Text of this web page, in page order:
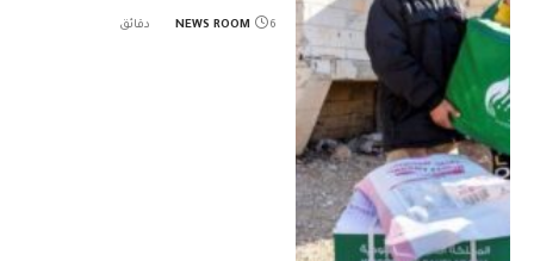
NEWS ROOM 6 دقائق